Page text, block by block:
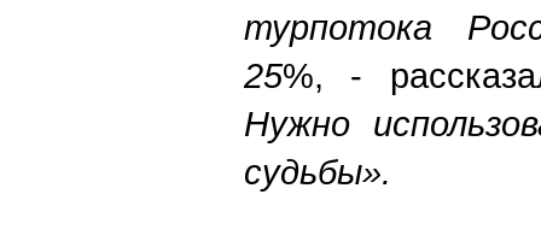
турпотока
25%, -
Нужно
судьбы».